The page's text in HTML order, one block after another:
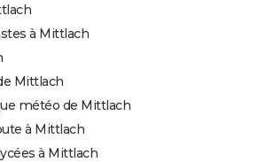
à Mittlach
Mittlach
météo de Mittlach
à Mittlach
à Mittlach